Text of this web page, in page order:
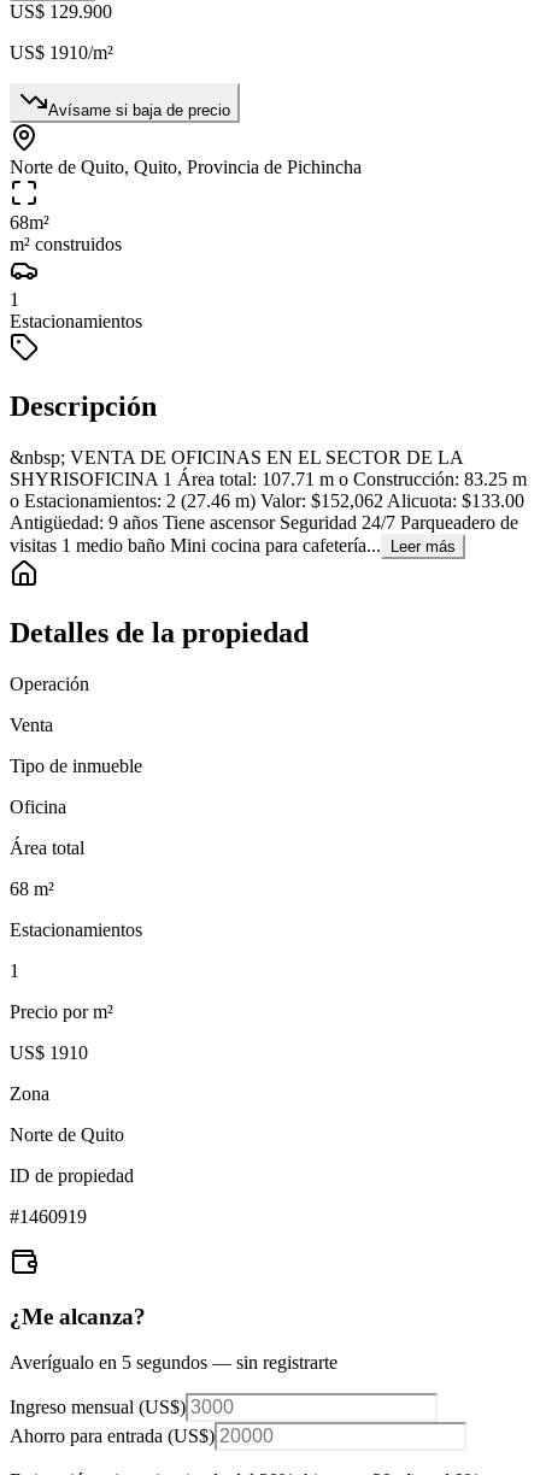
US$ 129.900
US$ 1910/m²
Avísame si baja de precio
Norte de Quito, Quito, Provincia de Pichincha
68m²
m² construidos
1
Estacionamientos
Descripción
&nbsp; VENTA DE OFICINAS EN EL SECTOR DE LA
SHYRISOFICINA 1 Área total: 107.71 m o Construcción: 83.25 m
o Estacionamientos: 2 (27.46 m) Valor: $152,062 Alicuota: $133.00
Antigüedad: 9 años Tiene ascensor Seguridad 24/7 Parqueadero de
visitas 1 medio baño Mini cocina para cafetería...
Leer más
Detalles de la propiedad
Operación
Venta
Tipo de inmueble
Oficina
Área total
68 m²
Estacionamientos
1
Precio por m²
US$ 1910
Zona
Norte de Quito
ID de propiedad
#1460919
¿Me alcanza?
Averígualo en 5 segundos — sin registrarte
Ingreso mensual (US$)
Ahorro para entrada (US$)